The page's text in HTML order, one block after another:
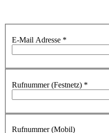
E-Mail Adresse *
Rufnummer (Festnetz) *
Rufnummer (Mobil)